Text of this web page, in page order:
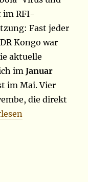
im RFI-
Fast jeder
Kongo war
aktuelle
imJanuar
im Mai. Vier
die direkt